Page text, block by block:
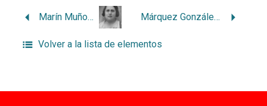
Marín Muñoz, Antonia Márquez González, Juan
Volver a la lista de elementos